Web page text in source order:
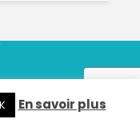
En savoir plus